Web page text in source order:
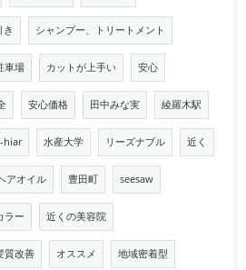
き シャンプー、トリートメント
車場 カットが上手い 安心
安心価格 田中みな実 綾羅木駅
hiar 水産大学 リーズナブル 近く
アオイル 豊田町 seesaw
ラー 近くの美容院
質改善 オススメ 地域密着型